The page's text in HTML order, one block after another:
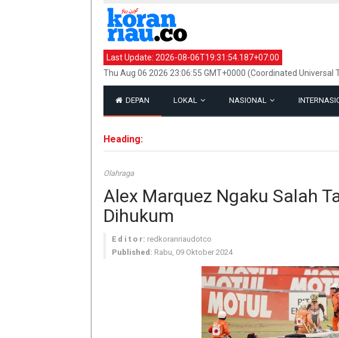
Last Update: 2026-08-06T19:31:54.187+07:00
Thu Aug 06 2026 23:06:55 GMT+0000 (Coordinated Universal
DEPAN LOKAL NASIONAL
Heading:
Olahraga
Alex Marquez Ngaku Salah
Dihukum
E d i t o r: redkoranriaudotco
Published: Rabu, 09 Oktober 2024